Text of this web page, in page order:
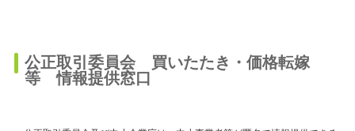
公正取引委員会 買いたたき・価格転嫁
等 情報提供窓口